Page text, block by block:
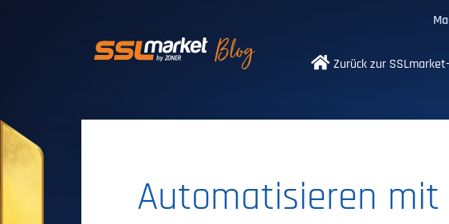
Vertrauenswürdige SSL/TLS-
Zurück zur
Automatisieren mit